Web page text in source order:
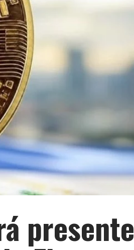
presente